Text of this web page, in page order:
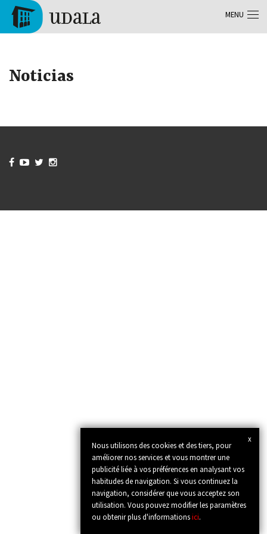
Aller au contenu principal
Noticias
x
Nous utilisons des cookies et des tiers, pour
améliorer nos services et vous montrer une
publicité liée à vos préférences en analysant vos
habitudes de navigation. Si vous continuez la
navigation, considérer que vous acceptez son
utilisation. Vous pouvez modifier les paramètres
ou obtenir plus d'informationsici.
   
MENU